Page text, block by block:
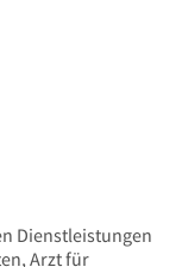
Dienstleistungen
Arzt für